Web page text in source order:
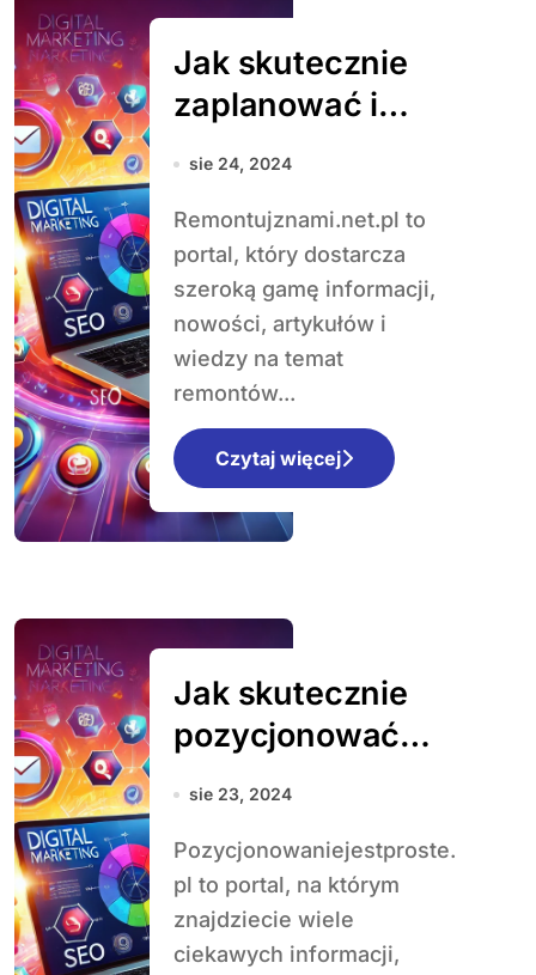
Jak skutecznie
zaplanować i
przeprowadzić
mieszkania:
poradnik krok po
kroku
sie 24, 2024
Remontujznami.net.pl to
portal, który dostarcza
szeroką gamę informacji,
nowości, artykułów i
wiedzy na temat
remontów...
Czytaj więcej
Jak skutecznie
pozycjonować
swoją stronę
podstawy i
zaawansowane
techniki SEO
sie 23, 2024
Pozycjonowaniejestproste.
pl to portal, na którym
znajdziecie wiele
ciekawych informacji,